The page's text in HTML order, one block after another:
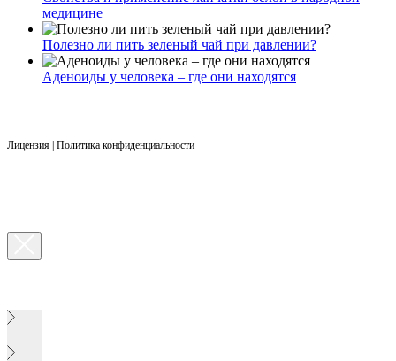
медицине
Полезно ли пить зеленый чай при давлении?
Аденоиды у человека – где они находятся
Лицензия Политика конфиденциальности